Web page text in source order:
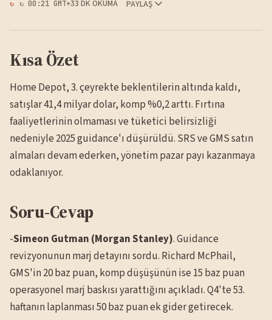
↻ 00:21 GMT+33 DK OKUMA PAYLAŞ
Kısa Özet
Home Depot, 3. çeyrekte beklentilerin altında kaldı,
satışlar 41,4 milyar dolar, komp %0,2 arttı. Fırtına
faaliyetlerinin olmaması ve tüketici belirsizliği
nedeniyle 2025 guidance'ı düşürüldü. SRS ve GMS satın
almaları devam ederken, yönetim pazar payı kazanmaya
odaklanıyor.
Soru-Cevap
-Simeon Gutman (Morgan Stanley). Guidance
revizyonunun marj detayını sordu. Richard McPhail,
GMS'in 20 baz puan, komp düşüşünün ise 15 baz puan
operasyonel marj baskısı yarattığını açıkladı. Q4'te 53.
haftanın laplanması 50 baz puan ek gider getirecek.